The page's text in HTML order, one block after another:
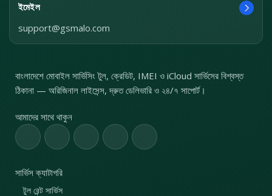
ইমেইল
support@gsmalo.com
বাংলাদেশে মোবাইল সার্ভিসিং টুল, ক্রেডিট, IMEI ও iCloud সার্ভিসের বিশ্বস্ত
ঠিকানা — অরিজিনাল লাইসেন্স, দ্রুত ডেলিভারি ও ২৪/৭ সাপোর্ট।
আমাদের সাথে থাকুন
সার্ভিস ক্যাটাগরি
টুল রেন্ট সার্ভিস